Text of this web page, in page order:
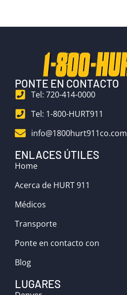
PONTE EN CONTACTO
Tel: 720-414-0000
Tel: 1-800-HURT911
info@1800hurt911co.com
ENLACES ÚTILES
Home
Acerca de HURT 911
Médicos
Transporte
Ponte en contacto con
Blog
LUGARES